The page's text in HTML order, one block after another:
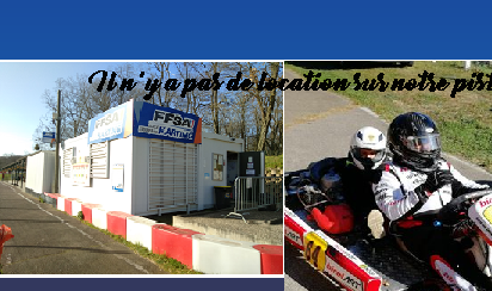
contenu
principal